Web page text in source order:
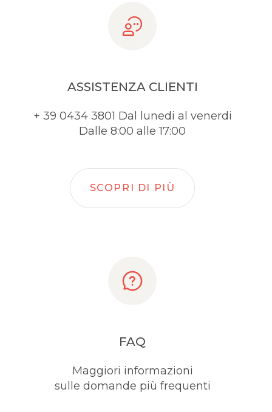
ASSISTENZA CLIENTI
+ 39 0434 3801 Dal lunedi al venerdi
Dalle 8:00 alle 17:00
SCOPRI DI PIÙ
FAQ
Maggiori informazioni
sulle domande più frequenti